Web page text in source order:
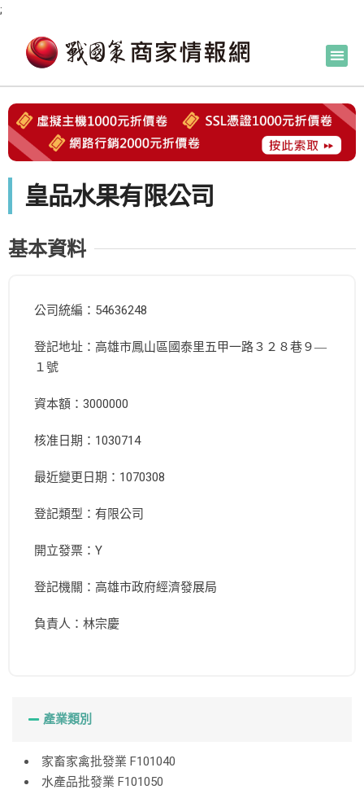
;
皇品水果有限公司
基本資料
公司統編：54636248
登記地址：高雄市鳳山區國泰里五甲一路３２８巷９―
１號
資本額：3000000
核准日期：1030714
最近變更日期：1070308
登記類型：有限公司
開立發票：Y
登記機關：高雄市政府經濟發展局
負責人：林宗慶
產業類別
家畜家禽批發業 F101040
水產品批發業 F101050